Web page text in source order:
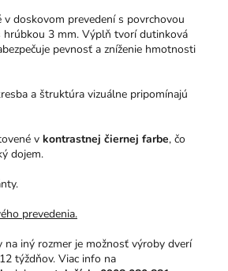
v doskovom prevedení s povrchovou
hrúbkou 3 mm. Výplň tvorí dutinková
pevnosť a zníženie hmotnosti
a štruktúra vizuálne pripomínajú
v kontrastnej čiernej farbe, čo
dojem.
prevedenia.
na iný rozmer je možnosť výroby dverí
týždňov. Viac info na